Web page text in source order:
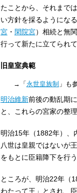
たことから、それまで
い方針を採るようにな
宮・ 閑院宮）相続と無
行って新たに立てられて
旧皇室典範
→「 永世皇族制 」も
明治維新前後の動乱期
と、これらの宮家の整
明治15年（1882年）、
八世は皇親ではないが
をもとに臣籍降下を行
ところが、明治22年（
わたって王」とされ、